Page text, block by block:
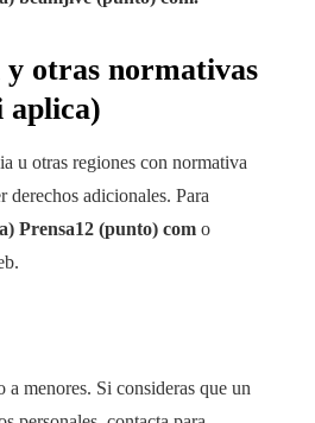
otras normativas
aplica)
u otras regiones con normativa
derechos adicionales. Para
Prensa12 (punto) com o
menores. Si consideras que un